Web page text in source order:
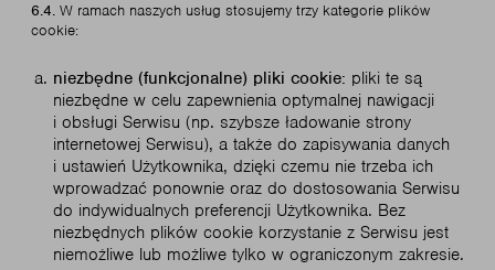
6.4. W ramach naszych usług stosujemy trzy kategorie plików
cookie:
niezbędne (funkcjonalne) pliki cookie: pliki te są
niezbędne w celu zapewnienia optymalnej nawigacji
i obsługi Serwisu (np. szybsze ładowanie strony
internetowej Serwisu), a także do zapisywania danych
i ustawień Użytkownika, dzięki czemu nie trzeba ich
wprowadzać ponownie oraz do dostosowania Serwisu
do indywidualnych preferencji Użytkownika. Bez
niezbędnych plików cookie korzystanie z Serwisu jest
niemożliwe lub możliwe tylko w ograniczonym zakresie.